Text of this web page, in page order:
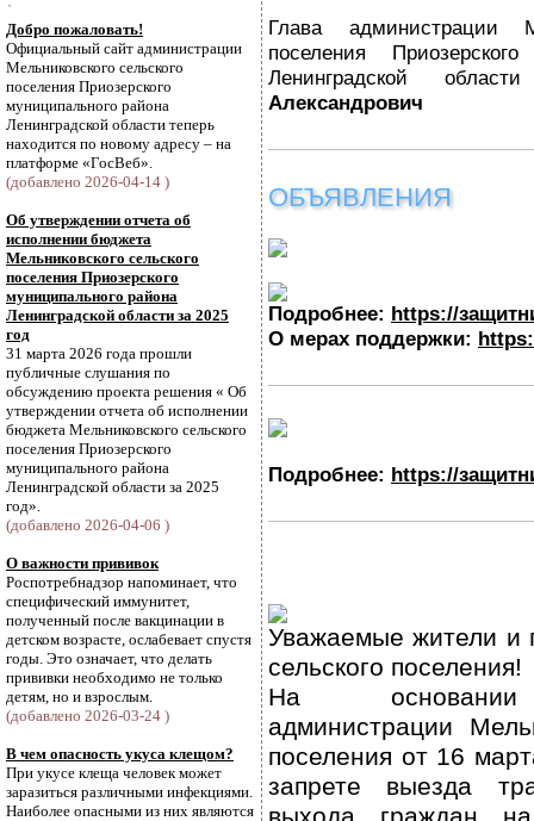
`
Добро пожаловать!
Официальный сайт администрации
Мельниковского сельского
поселения Приозерского
муниципального района
Ленинградской области теперь
находится по новому адресу – на
платформе «ГосВеб».
(добавлено 2026-04-14 )
Об утверждении отчета об
исполнении бюджета
Мельниковского сельского
поселения Приозерского
муниципального района
Ленинградской области за 2025
год
31 марта 2026 года прошли
публичные слушания по
обсуждению проекта решения « Об
утверждении отчета об исполнении
бюджета Мельниковского сельского
поселения Приозерского
муниципального района
Ленинградской области за 2025
год».
(добавлено 2026-04-06 )
О важности прививок
Роспотребнадзор напоминает, что
специфический иммунитет,
полученный после вакцинации в
детском возрасте, ослабевает спустя
годы. Это означает, что делать
прививки необходимо не только
детям, но и взрослым.
(добавлено 2026-03-24 )
В чем опасность укуса клещом?
При укусе клеща человек может
заразиться различными инфекциями.
Наиболее опасными из них являются
Глава администрации
поселения
Ленинградской
Александрович
ОБЪЯВЛЕНИЯ
Подробнее: https://
О мерах поддержки:
Подробнее: https://
Уважаемые жители и
сельского поселения!
На основании
администрации
поселения от 16
запрете выезда